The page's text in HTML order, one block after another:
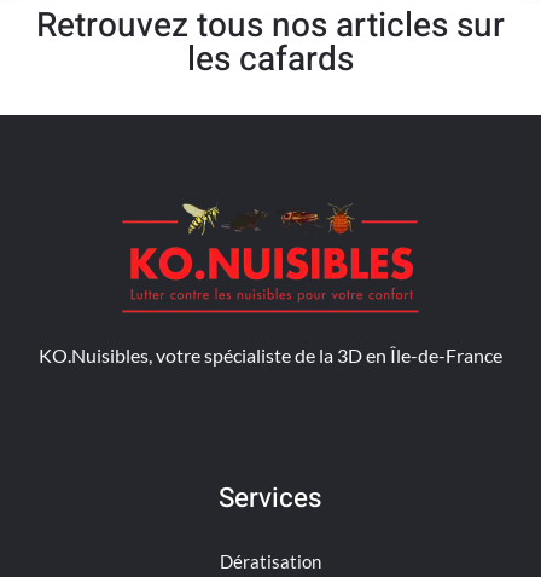
Retrouvez tous nos articles sur
les cafards
KO.Nuisibles, votre spécialiste de la 3D en Île-de-France
Services
Dératisation